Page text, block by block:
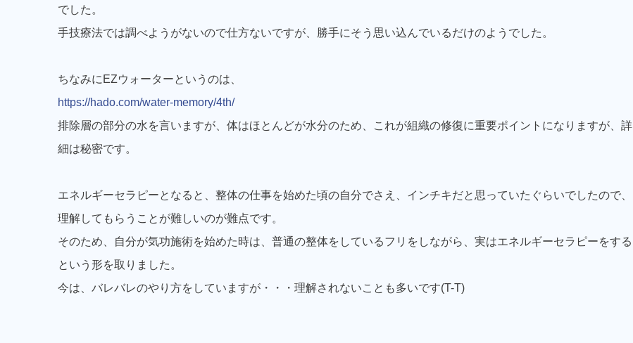
でした。
手技療法では調べようがないので仕方ないですが、勝手にそう思い込んでいるだけのようでした。
ちなみにEZウォーターというのは、
https://hado.com/water-memory/4th/
排除層の部分の水を言いますが、体はほとんどが水分のため、これが組織の修復に重要ポイントになりますが、詳
細は秘密です。
エネルギーセラピーとなると、整体の仕事を始めた頃の自分でさえ、インチキだと思っていたぐらいでしたので、
理解してもらうことが難しいのが難点です。
そのため、自分が気功施術を始めた時は、普通の整体をしているフリをしながら、実はエネルギーセラピーをする
という形を取りました。
今は、バレバレのやり方をしていますが・・・理解されないことも多いです(T-T)